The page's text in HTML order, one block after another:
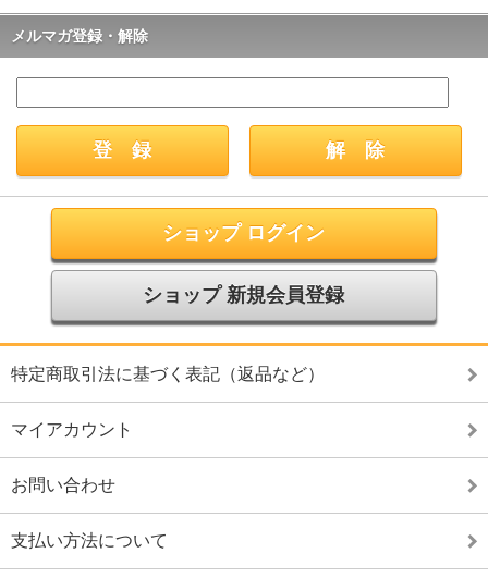
メルマガ登録・解除
ショップ ログイン
ショップ 新規会員登録
特定商取引法に基づく表記（返品など）
マイアカウント
お問い合わせ
支払い方法について